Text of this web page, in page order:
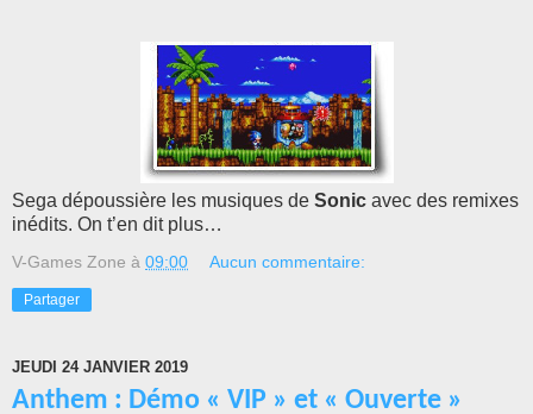
Sega dépoussière les musiques de Sonic avec des remixes
inédits. On t’en dit plus…
V-Games Zone à 09:00 Aucun commentaire:
Partager
JEUDI 24 JANVIER 2019
Anthem : Démo « VIP » et « Ouverte »